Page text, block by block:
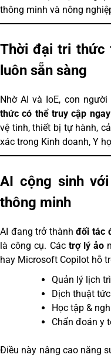
thông minh và nông
Thời đại tri thức
luôn sẵn sàng
Nhờ AI và IoE, con
thức có thể truy cập
vệ tinh, thiết bị tự hành,
xác trong Kinh doanh, Y
AI cộng sinh
thông minh
AI đang trở thànhđối tác
là công cụ. Các trợ lý ảo
hay Microsoft Copilot hỗ
Quản lý lịch
Dịch thuật
Học tập &
Chẩn đoán y
Điều này nâng cao năng